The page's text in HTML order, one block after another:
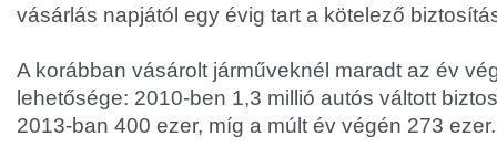
vásárlás napjától egy évig tart a kötelező
A korábban vásárolt járműveknél maradt az év
lehetősége: 2010-ben 1,3 millió autós váltott
2013-ban 400 ezer, míg a múlt év végén 273 ezer.